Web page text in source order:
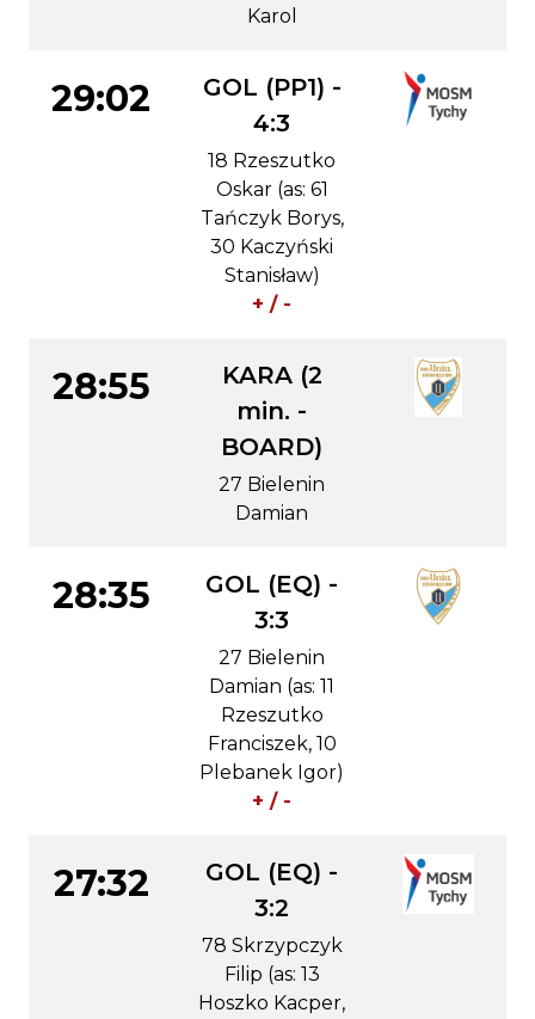
Karol
29:02
GOL (PP1) -
4:3
18 Rzeszutko
Oskar (as: 61
Tańczyk Borys,
30 Kaczyński
Stanisław)
+ / -
28:55
KARA (2
min. -
BOARD)
27 Bielenin
Damian
28:35
GOL (EQ) -
3:3
27 Bielenin
Damian (as: 11
Rzeszutko
Franciszek, 10
Plebanek Igor)
+ / -
27:32
GOL (EQ) -
3:2
78 Skrzypczyk
Filip (as: 13
Hoszko Kacper,